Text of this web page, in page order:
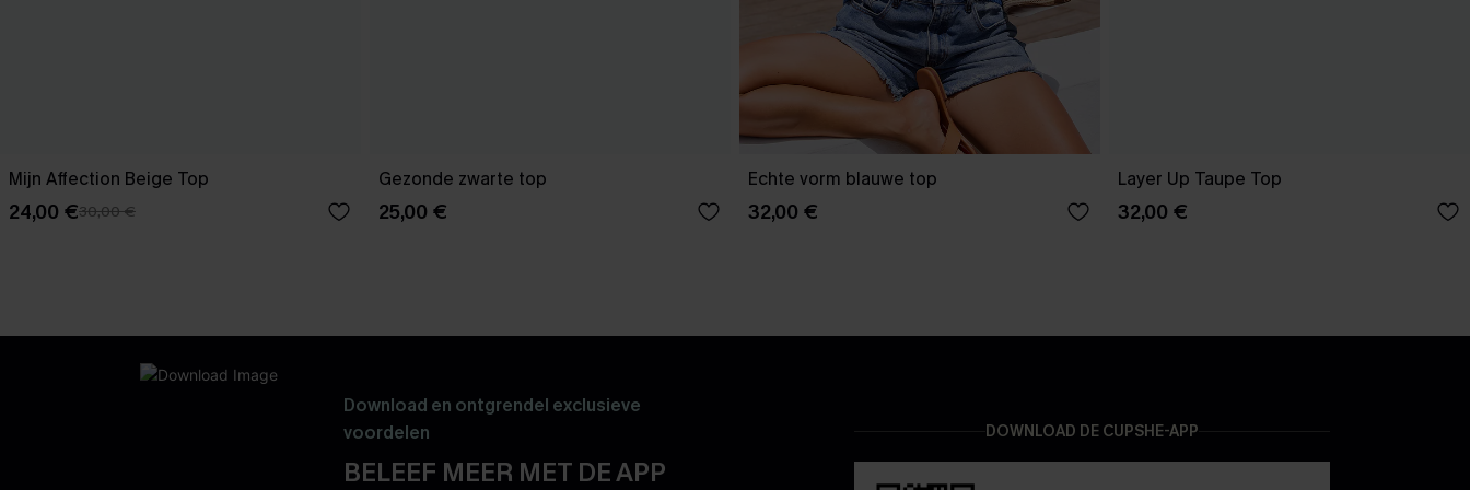
Mijn Affection Beige Top
24,00 €30,00 €
Gezonde zwarte top
25,00 €
Echte vorm blauwe top
32,00 €
Layer Up Taupe Top
32,00 €
Download en ontgrendel exclusieve
voordelen
BELEEF MEER MET DE APP
DOWNLOAD DE CUPSHE-APP